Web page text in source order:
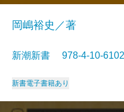
岡嶋裕史／著
新潮新書 978-4-10-
新書電子書籍あり